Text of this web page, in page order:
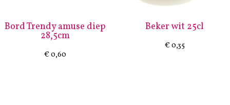
Bord Trendy amuse diep
28,5cm
€0,60
Beker wit 25cl
€0,35